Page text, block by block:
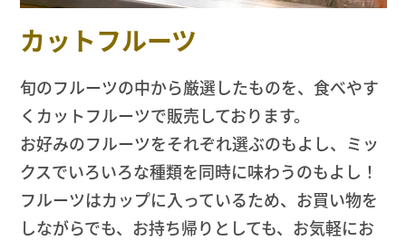
カットフルーツ
旬のフルーツの中から厳選したものを、食べやす
くカットフルーツで販売しております。
お好みのフルーツをそれぞれ選ぶのもよし、ミッ
クスでいろいろな種類を同時に味わうのもよし！
フルーツはカップに入っているため、お買い物を
しながらでも、お持ち帰りとしても、お気軽にお